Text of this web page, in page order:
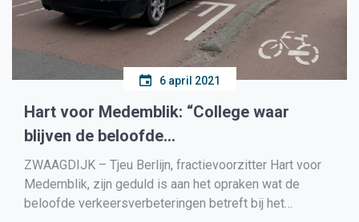
6 april 2021
Hart voor Medemblik: “College waar
blijven de beloofde
verkeersverbeteringen winkelhart
Zwaagdijk’
ZWAAGDIJK – Tjeu Berlijn, fractievoorzitter Hart voor
Medemblik, zijn geduld is aan het opraken wat de
beloofde verkeersverbeteringen betreft bij het